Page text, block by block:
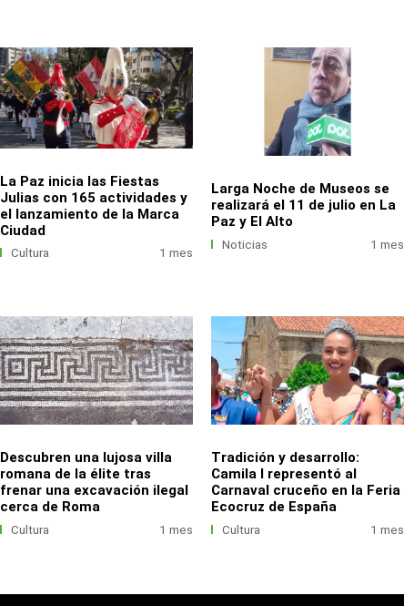
La Paz inicia las Fiestas
Julias con 165 actividades y
el lanzamiento de la Marca
Ciudad
Cultura 1 mes
Larga Noche de Museos se
realizará el 11 de julio en La
Paz y El Alto
Noticias 1 mes
Descubren una lujosa villa
romana de la élite tras
frenar una excavación ilegal
cerca de Roma
Cultura 1 mes
Tradición y desarrollo:
Camila I representó al
Carnaval cruceño en la Feria
Ecocruz de España
Cultura 1 mes